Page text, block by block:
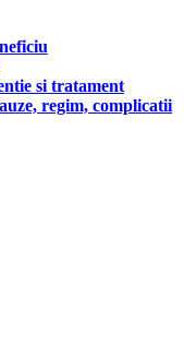
si tratament
regim, complicatii